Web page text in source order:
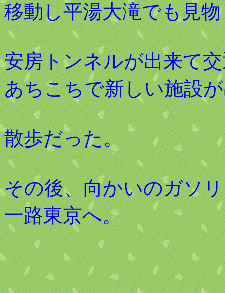
移動し平湯大滝でも見
安房トンネルが出来て
あちこちで新しい施設
散歩だった。
その後、向かいのガソ
一路東京へ。